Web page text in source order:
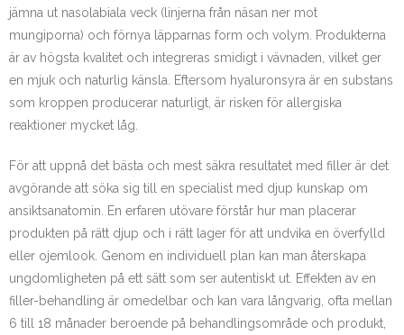
jämna ut nasolabiala veck (linjerna från näsan ner mot
mungiporna) och förnya läpparnas form och volym. Produkterna
är av högsta kvalitet och integreras smidigt i vävnaden, vilket ger
en mjuk och naturlig känsla. Eftersom hyaluronsyra är en substans
som kroppen producerar naturligt, är risken för allergiska
reaktioner mycket låg.
För att uppnå det bästa och mest säkra resultatet med filler är det
avgörande att söka sig till en specialist med djup kunskap om
ansiktsanatomin. En erfaren utövare förstår hur man placerar
produkten på rätt djup och i rätt lager för att undvika en överfylld
eller ojemlook. Genom en individuell plan kan man återskapa
ungdomligheten på ett sätt som ser autentiskt ut. Effekten av en
filler-behandling är omedelbar och kan vara långvarig, ofta mellan
6 till 18 månader beroende på behandlingsområde och produkt,